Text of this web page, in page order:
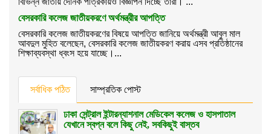
বেসরকারি কলেজ জাতীয়করণে অর্থমন্ত্রীর আপত্তি
বেসরকারি কলেজ জাতীয়করণের বিষয়ে আপত্তি জানিয়ে অর্থমন্ত্রী আবুল মাল
আবদুল মুহিত বলেছেন, বেসরকারি কলেজ জাতীয়করণ করায় এসব প্রতিষ্ঠানের
শিক্ষাব্যবস্থা ধ্বংস হয়ে যাচ্ছে।...
সর্বাধিক পঠিত সাম্প্রতিক পোস্ট
ঢাকা সেন্ট্রাল ইন্টারন্যাশনাল মেডিকেল কলেজ ও হাসপাতাল
যেখানে স্বপ্ন বলে কিছু নেই, সবকিছুই বাস্তব